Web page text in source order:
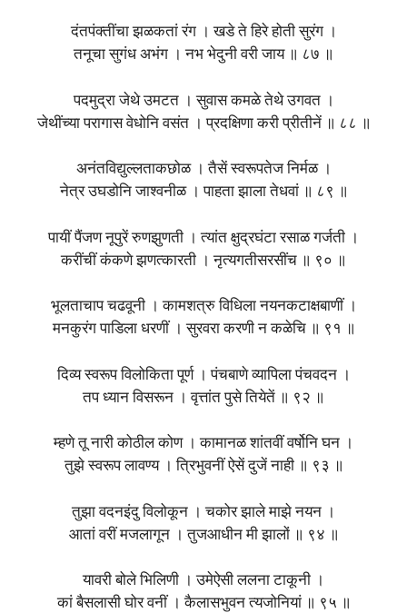
दंतपंक्तींचा झळकतां रंग । खडे ते हिरे होती सुरंग ।
तनूचा सुगंध अभंग । नभ भेदुनी वरी जाय ॥ ८७ ॥
पदमुद्रा जेथे उमटत । सुवास कमळे तेथे उगवत ।
जेथींच्या परागास वेधोनि वसंत । प्रदक्षिणा करी प्रीतीनें ॥ ८८ ॥
अनंतविद्युल्लताकछोळ । तैसें स्वरूपतेज निर्मळ ।
नेत्र उघडोनि जाश्वनीळ । पाहता झाला तेधवां ॥ ८९ ॥
पायीं पैंजण नूपुरें रुणझुणती । त्यांत क्षुद्रघंटा रसाळ गर्जती ।
करींचीं कंकणे झणत्कारती । नृत्यगतीसरसींच ॥ ९० ॥
भूलताचाप चढवूनी । कामशत्रु विधिला नयनकटाक्षबाणीं ।
मनकुरंग पाडिला धरणीं । सुरवरा करणी न कळेचि ॥ ९१ ॥
दिव्य स्वरूप विलोकिता पूर्ण । पंचबाणे व्यापिला पंचवदन ।
तप ध्यान विसरून । वृत्तांत पुसे तियेतें ॥ ९२ ॥
म्हणे तू नारी कोठील कोण । कामानळ शांतवीं वर्षोनि घन ।
तुझे स्वरूप लावण्य । त्रिभुवनीं ऐसें दुजें नाही ॥ ९३ ॥
तुझा वदनइंदु विलोकून । चकोर झाले माझे नयन ।
आतां वरीं मजलागून । तुजआधीन मी झालों ॥ ९४ ॥
यावरी बोले भिलिणी । उमेऐसी ललना टाकूनी ।
कां बैसलासी घोर वनीं । कैलासभुवन त्यजोनियां ॥ ९५ ॥